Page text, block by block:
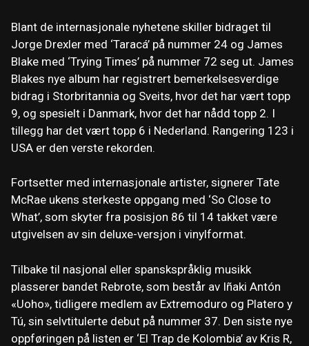
Blant de internasjonale nyhetene skiller bidraget til
Jorge Drexler med ‘Taracá’ på nummer 24 og James
Blake med ‘Trying Times’ på nummer 72 seg ut. James
Blakes nye album har registrert bemerkelsesverdige
bidrag i Storbritannia og Sveits, hvor det har vært topp
9, og spesielt i Danmark, hvor det har nådd topp 2. I
tillegg har det vært topp 6 i Nederland. Rangering 123 i
USA er den verste rekorden.
Fortsetter med internasjonale artister, signerer Tate
McRae ukens sterkeste oppgang med ‘So Close to
What’, som skyter fra posisjon 86 til 14 takket være
utgivelsen av sin deluxe-versjon i vinylformat.
Tilbake til nasjonal eller spanskspråklig musikk
plasserer bandet Rebrote, som består av Iñaki Antón
«Uoho», tidligere medlem av Extremoduro og Platero y
Tú, sin selvtitulerte debut på nummer 37. Den siste nye
oppføringen på listen er ‘El Trap de Kolombia’ av Kris R,